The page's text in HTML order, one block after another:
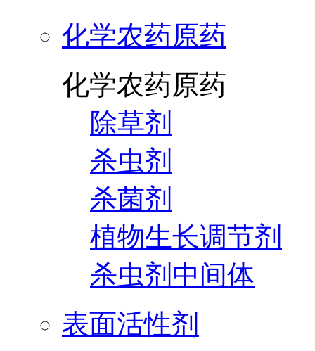
化学农药原药
化学农药原药
除草剂
杀虫剂
杀菌剂
植物生长调节剂
杀虫剂中间体
表面活性剂